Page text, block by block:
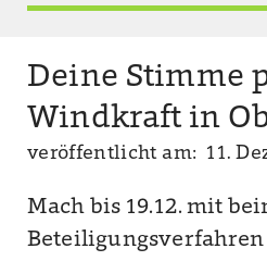
Deine Stimme
Windkraft in
veröffentlicht am: 11.
Mach bis 19.12. mit